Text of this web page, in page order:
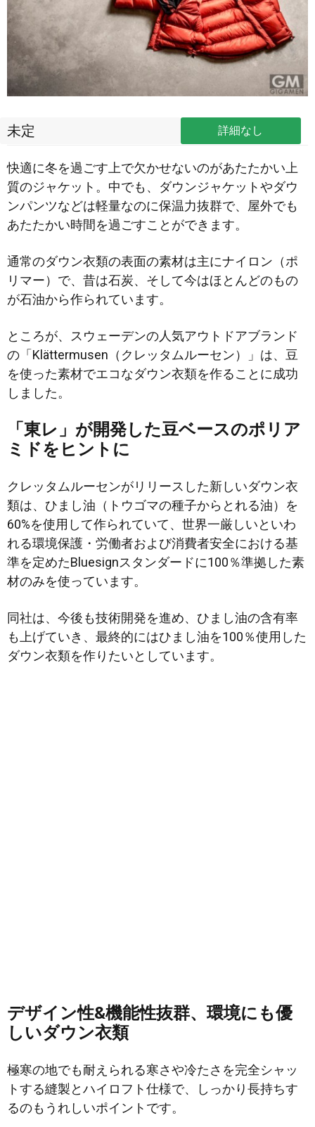
未定 詳細なし
快適に冬を過ごす上で欠かせないのがあたたかい上
質のジャケット。中でも、ダウンジャケットやダウ
ンパンツなどは軽量なのに保温力抜群で、屋外でも
あたたかい時間を過ごすことができます。
通常のダウン衣類の表面の素材は主にナイロン（ポ
リマー）で、昔は石炭、そして今はほとんどのもの
が石油から作られています。
ところが、スウェーデンの人気アウトドアブランド
の「Klättermusen（クレッタムルーセン）」は、豆
を使った素材でエコなダウン衣類を作ることに成功
しました。
「東レ」が開発した豆ベースのポリア
ミドをヒントに
クレッタムルーセンがリリースした新しいダウン衣
類は、ひまし油（トウゴマの種子からとれる油）を
60%を使用して作られていて、世界一厳しいといわ
れる環境保護・労働者および消費者安全における基
準を定めたBluesignスタンダードに100％準拠した素
材のみを使っています。
同社は、今後も技術開発を進め、ひまし油の含有率
も上げていき、最終的にはひまし油を100％使用した
ダウン衣類を作りたいとしています。
デザイン性&機能性抜群、環境にも優
しいダウン衣類
極寒の地でも耐えられる寒さや冷たさを完全シャッ
トする縫製とハイロフト仕様で、しっかり長持ちす
るのもうれしいポイントです。